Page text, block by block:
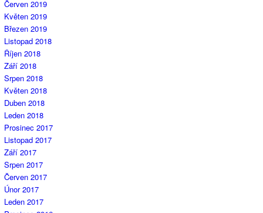
Červen 2019
Květen 2019
Březen 2019
Listopad 2018
Říjen 2018
Září 2018
Srpen 2018
Květen 2018
Duben 2018
Leden 2018
Prosinec 2017
Listopad 2017
Září 2017
Srpen 2017
Červen 2017
Únor 2017
Leden 2017